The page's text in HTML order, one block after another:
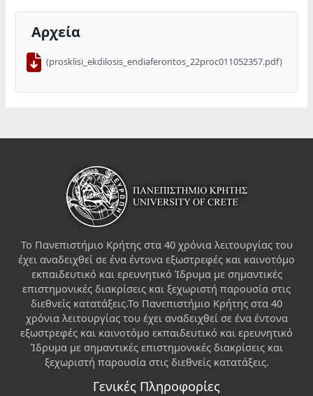
Αρχεία
(prosklisi_ekdilosis_endiaferontos_22proc011052357.pdf)
Το Πανεπιστήμιο Κρήτης στα 40 χρόνια λειτουργίας του
έχει αναδειχθεί σε ένα έντονα εξωστρεφές και καινοτόμο
εκπαιδευτικό και ερευνητικό Ίδρυμα με σημαντικές
επιστημονικές διακρίσεις και ξεχωριστή παρουσία στις
διεθνείς κατατάξεις.Το Πανεπιστήμιο Κρήτης στα 40
χρόνια λειτουργίας του έχει αναδειχθεί σε ένα έντονα
εξωστρεφές και καινοτόμο εκπαιδευτικό και ερευνητικό
Ίδρυμα με σημαντικές επιστημονικές διακρίσεις και
ξεχωριστή παρουσία στις διεθνείς κατατάξεις.
Γενικές Πληροφορίες